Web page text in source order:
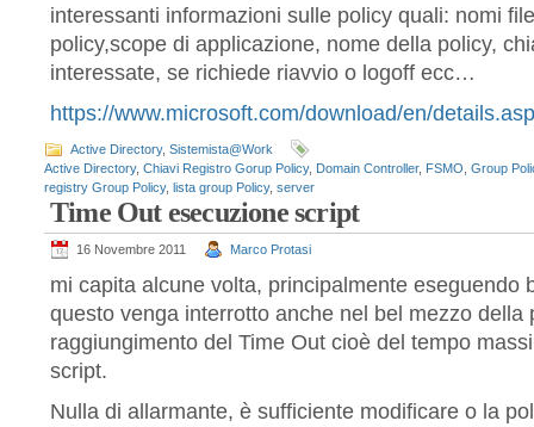
interessanti informazioni sulle policy quali: nomi
policy,scope di applicazione, nome della policy,
interessate, se richiede riavvio o logoff ecc…
https://www.microsoft.com/download/en/
Active Directory, Sistemista@Work
Active Directory, Chiavi Registro Gorup Policy, Domain Controller, FSMO Group
registry Group Policy, lista group Policy, server
Time Out esecuzione script
16 Novembre 2011 Marco Protasi
mi capita alcune volta, principalmente eseguendo
questo venga interrotto anche nel bel mezzo della
raggiungimento del Time Out cioè del tempo
script.
Nulla di allarmante, è sufficiente modificare o la